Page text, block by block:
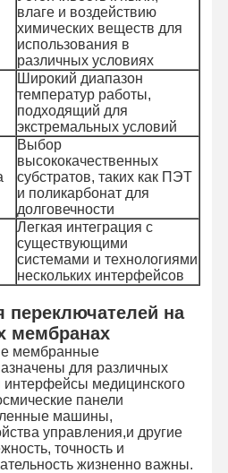
Свяжитесь С
Нами
Новости
переключатель мембраны
мембраны
мембраны
PCB
FPC
кнопочной панели
влаге и воздействию
химических веществ для
использования в
различных условиях
Широкий диапазон
температур работы,
подходящий для
экстремальных условий
Выбор
высококачественных
субстратов, таких как ПЭТ
и поликарбонат для
долговечности
Легкая интеграция с
существующими
системами и технологиями
нескольких интерфейсов
на
мембранах
мембранные
для различных
медицинского
панели
машины,
управления,и другие
точность и
жизненно важны.